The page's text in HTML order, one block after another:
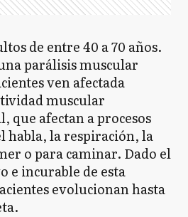
de entre 40 a 70 años.
parálisis muscular
ven afectada
muscular
que afectan a procesos
habla, la respiración, la
o para caminar. Dado el
e incurable de esta
evolucionan hasta